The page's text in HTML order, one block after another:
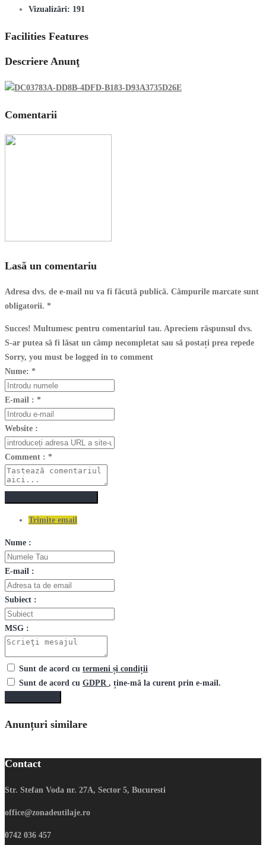
Vizualizări: 191
Facilities Features
Descriere Anunţ
Comentarii
Lasă un comentariu
Adresa dvs. de e-mail nu va fi făcută publică. Câmpurile marcate sunt
obligatorii. *
Succes! Multumesc pentru comentariul tau. Apreciem răspunsul dvs.
S-ar putea să fi lăsat un câmp necompletat sau să postați prea repede
Sorry, you must be logged in to comment
Nume: *
E-mail : *
Website :
Comment : *
Trimite email
Nume :
E-mail :
Subiect :
MSG :
Sunt de acord cu termeni și condiții
Sunt de acord cu GDPR , ține-mă la curent prin e-mail.
Anunțuri similare
Contact
Str. Stefan Voda nr. 27A, Sector 5, Bucuresti
office@zonadeutilaje.ro
0742 036 457